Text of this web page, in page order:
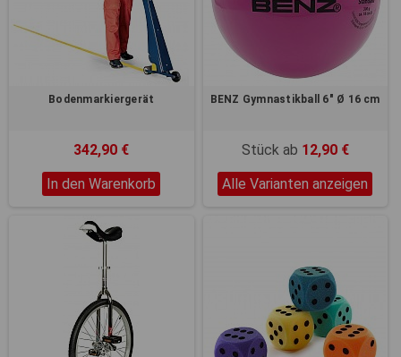
Bodenmarkiergerät
342,90 €
In den Warenkorb
BENZ Gymnastikball 6" Ø 16 cm
Stück ab 12,90 €
Alle Varianten anzeigen